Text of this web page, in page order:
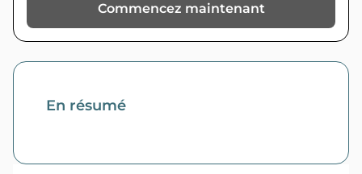
Commencez maintenant
En résumé